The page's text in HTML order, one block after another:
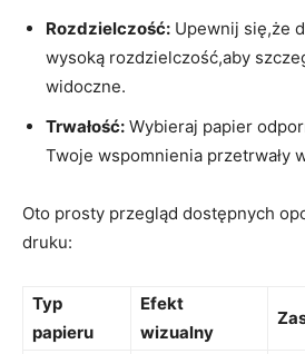
Rozdzielczość: Upewnij się,że
wysoką ​rozdzielczość,aby
widoczne.
Trwałość: Wybieraj papier
Twoje wspomnienia przetrwały
Oto prosty przegląd dostępnych
druku:
Typ
papieru
Efekt
wizualny